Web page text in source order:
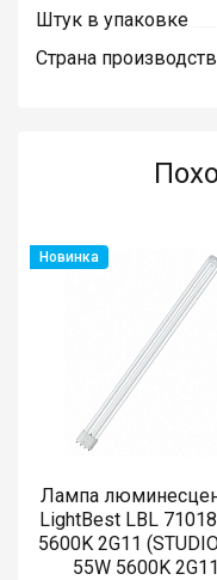
Штук в упаковке
Страна
Новинка
Лампа
LightBest LBL
5600K 2G11
55W 5600K